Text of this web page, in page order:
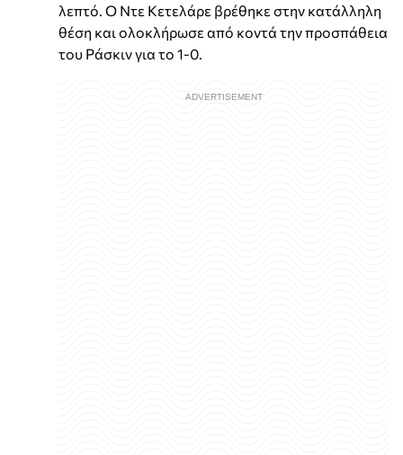
λεπτό. Ο Ντε Κετελάρε βρέθηκε στην κατάλληλη
θέση και ολοκλήρωσε από κοντά την προσπάθεια
του Ράσκιν για το 1-0.